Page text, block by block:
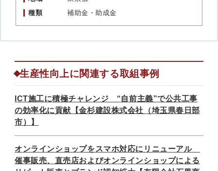
種類
補助金・助成金
生産性向上に関連する取組事例
ICT施工に積極チャレンジ “自前主義”で公共工事
の効率化に貢献【金杉建設株式会社（埼玉県春日部
市）】
オンラインショップをスマホ対応にリニューアル
催事販売、直売店およびオンラインショップによる